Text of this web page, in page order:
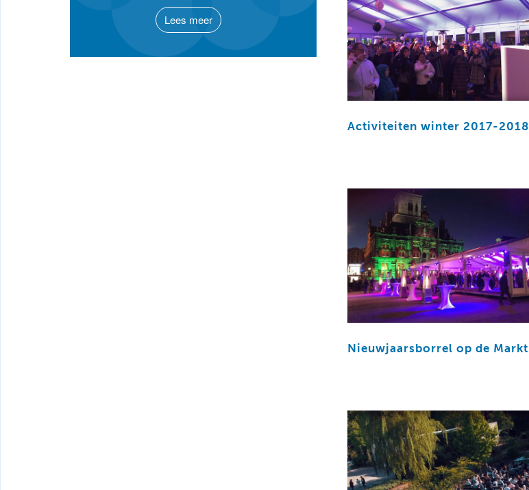
Activiteiten winter 2017-2018
Nieuwjaarsborrel op de Markt
Lees meer